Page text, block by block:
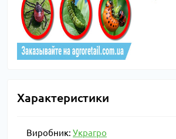
Характеристики
Виробник: Украгро